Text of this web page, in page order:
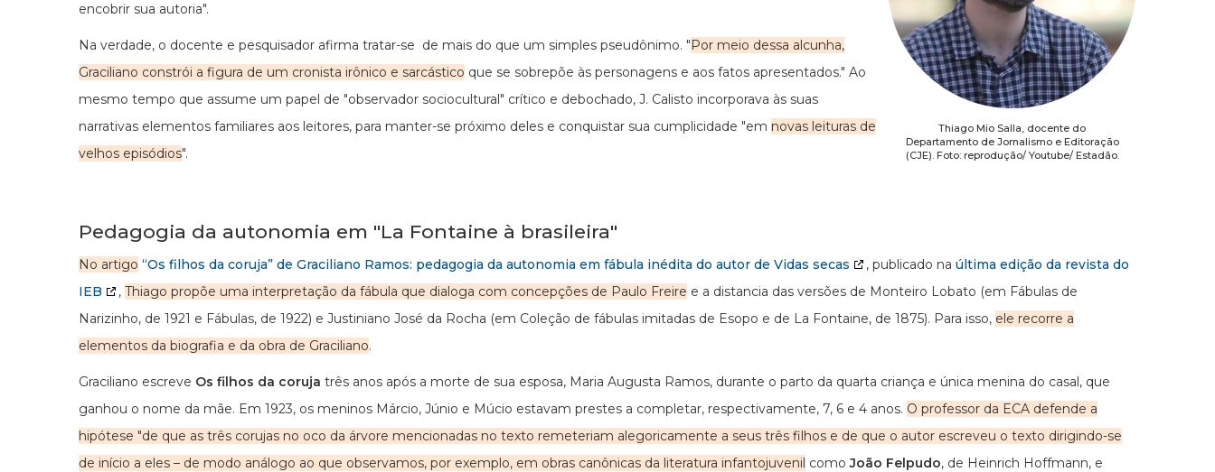
Thiago Mio Salla, docente do
Departamento de Jornalismo e Editoração
(CJE). Foto: reprodução/ Youtube/ Estadão.
encobrir sua autoria".
Na verdade, o docente e pesquisador afirma tratar-se de mais do que um simples pseudônimo. "Por meio dessa alcunha,
Graciliano constrói a figura de um cronista irônico e sarcástico que se sobrepõe às personagens e aos fatos apresentados." Ao
mesmo tempo que assume um papel de "observador sociocultural" crítico e debochado, J. Calisto incorporava às suas
narrativas elementos familiares aos leitores, para manter-se próximo deles e conquistar sua cumplicidade "em novas leituras de
velhos episódios".
Pedagogia da autonomia em "La Fontaine à brasileira"
No artigo “Os filhos da coruja” de Graciliano Ramos: pedagogia da autonomia em fábula inédita do autor de Vidas secas , publicado na última edição da revista do
IEB
, Thiago propõe uma interpretação da fábula que dialoga com concepções de Paulo Freire e a distancia das versões de Monteiro Lobato (em Fábulas de
Narizinho, de 1921 e Fábulas, de 1922) e Justiniano José da Rocha (em Coleção de fábulas imitadas de Esopo e de La Fontaine, de 1875). Para isso, ele recorre a
elementos da biografia e da obra de Graciliano.
Graciliano escreve Os filhos da coruja três anos após a morte de sua esposa, Maria Augusta Ramos, durante o parto da quarta criança e única menina do casal, que
ganhou o nome da mãe. Em 1923, os meninos Márcio, Júnio e Múcio estavam prestes a completar, respectivamente, 7, 6 e 4 anos. O professor da ECA defende a
hipótese "de que as três corujas no oco da árvore mencionadas no texto remeteriam alegoricamente a seus três filhos e de que o autor escreveu o texto dirigindo-se
de início a eles – de modo análogo ao que observamos, por exemplo, em obras canônicas da literatura infantojuvenil comoJoão Felpudo, de Heinrich Hoffmann, e